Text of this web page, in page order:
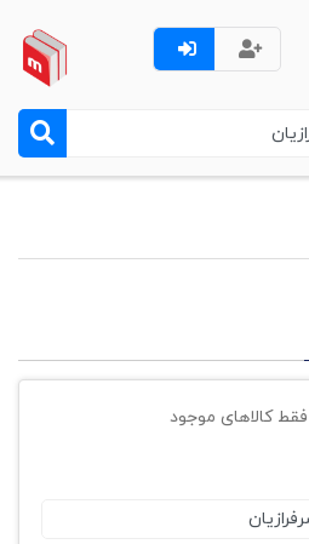
فقط کالاهای موجود